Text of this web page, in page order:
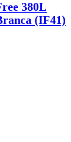
380L
(IF41)